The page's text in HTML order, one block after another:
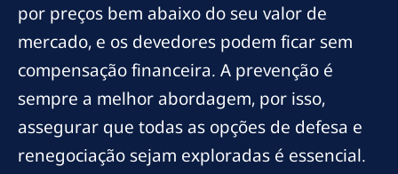
por preços bem abaixo do seu valor de
mercado, e os devedores podem ficar sem
compensação financeira. A prevenção é
sempre a melhor abordagem, por isso,
assegurar que todas as opções de defesa e
renegociação sejam exploradas é essencial.